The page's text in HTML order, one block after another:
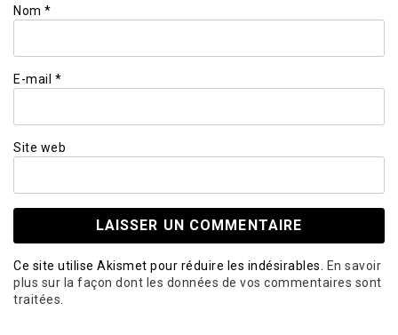
Nom *
E-mail *
Site web
Ce site utilise Akismet pour réduire les indésirables. En savoir
plus sur la façon dont les données de vos commentaires sont
traitées.